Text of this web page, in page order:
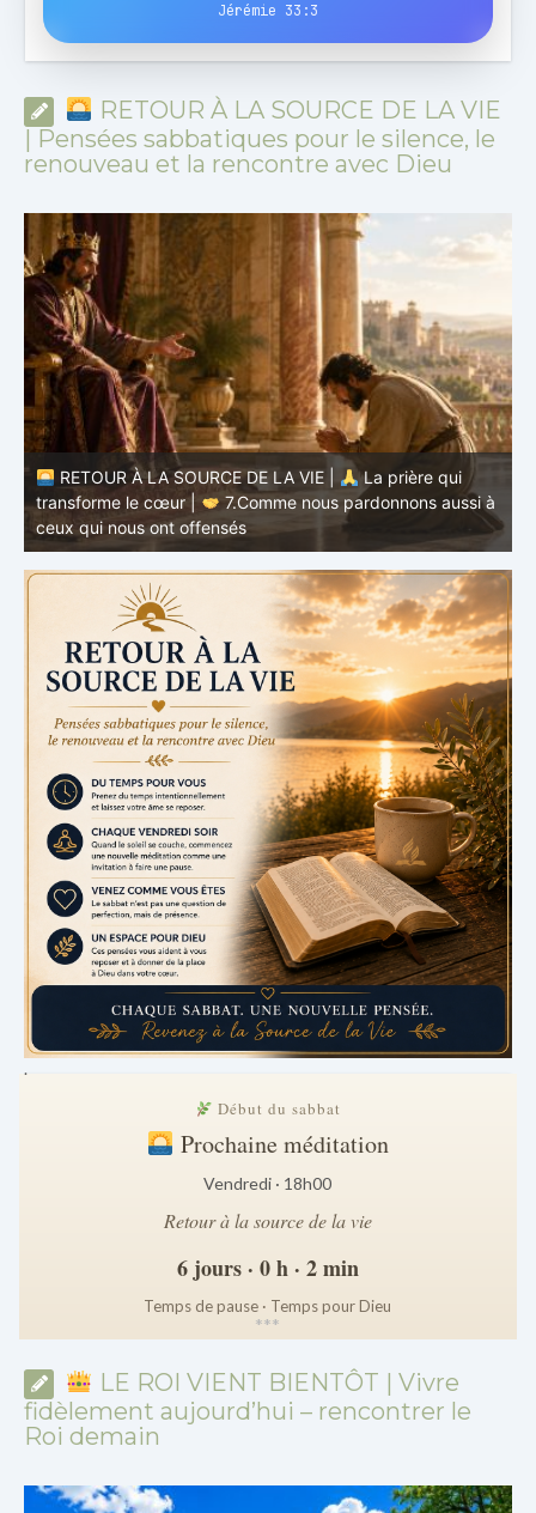
Jérémie 33:3
RETOUR À LA SOURCE DE LA VIE
| Pensées sabbatiques pour le silence, le
renouveau et la rencontre avec Dieu
RETOUR À LA SOURCE DE LA VIE |
La prière qui
transforme le cœur |
6.Et pardonne-nous nos offenses
.
Début du sabbat
Prochaine méditation
Vendredi · 18h00
Retour à la source de la vie
6 jours · 0 h · 2 min
Temps de pause · Temps pour Dieu
***
LE ROI VIENT BIENTÔT | Vivre
fidèlement aujourd’hui – rencontrer le
Roi demain